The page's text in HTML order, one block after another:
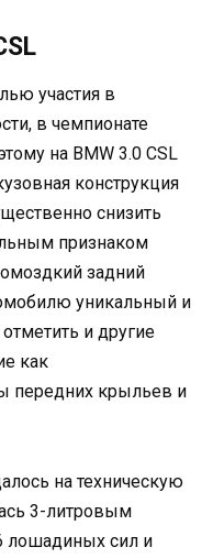
участия в
в чемпионате
на BMW 3.0 CSL
конструкция
снизить
признаком
задний
уникальный и
и другие
как
передних крыльев и
на техническую
3-литровым
лошадиных сил и